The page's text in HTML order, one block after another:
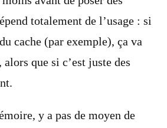
totalement de l’usage : si
cache (par exemple), ça va
que si c’est juste des
y a pas de moyen de